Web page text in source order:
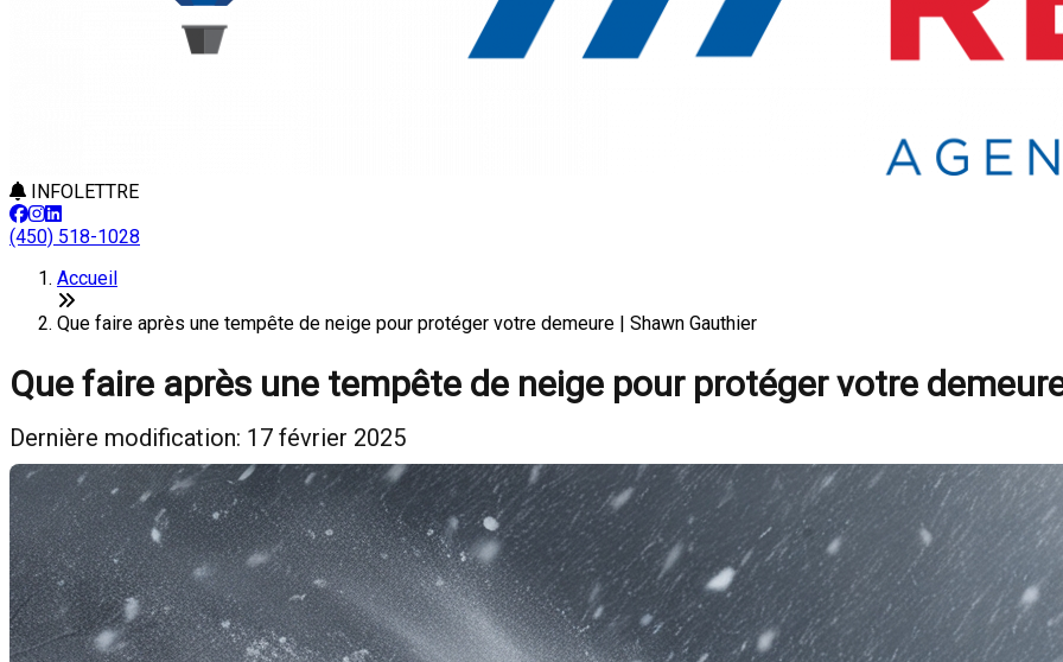
INFOLETTRE
(450) 518-1028
Accueil
Que faire après une tempête de neige pour protéger votre demeure | Shawn Gauthier
Que faire après une tempête de neige pour protéger votre
Dernière modification: 17 février 2025